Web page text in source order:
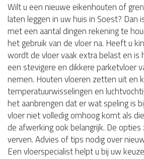
Wilt u een nieuwe eikenhouten of
laten leggen in uw huis in Soest? Dan
met een aantal dingen rekening te
het gebruik van de vloer na. Heeft u
wordt de vloer vaak extra belast en is
een stevigere en dikkere parketvloer
nemen. Houten vloeren zetten uit en
temperatuurwisselingen en
het aanbrengen dat er wat speling is
vloer niet volledig omhoog komt als
de afwerking ook belangrijk. De
verven. Advies of tips nodig over
Een vloerspecialist helpt u bij uw